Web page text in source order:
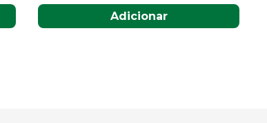
Adicionar